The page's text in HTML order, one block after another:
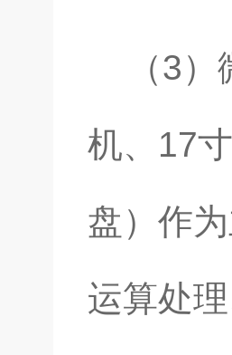
（3）
机、17
盘）作
运算处